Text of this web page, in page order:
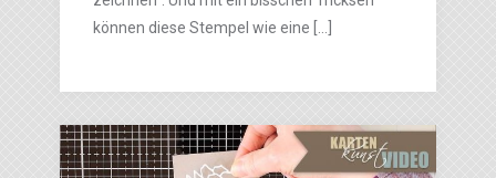
können diese Stempel wie eine […]